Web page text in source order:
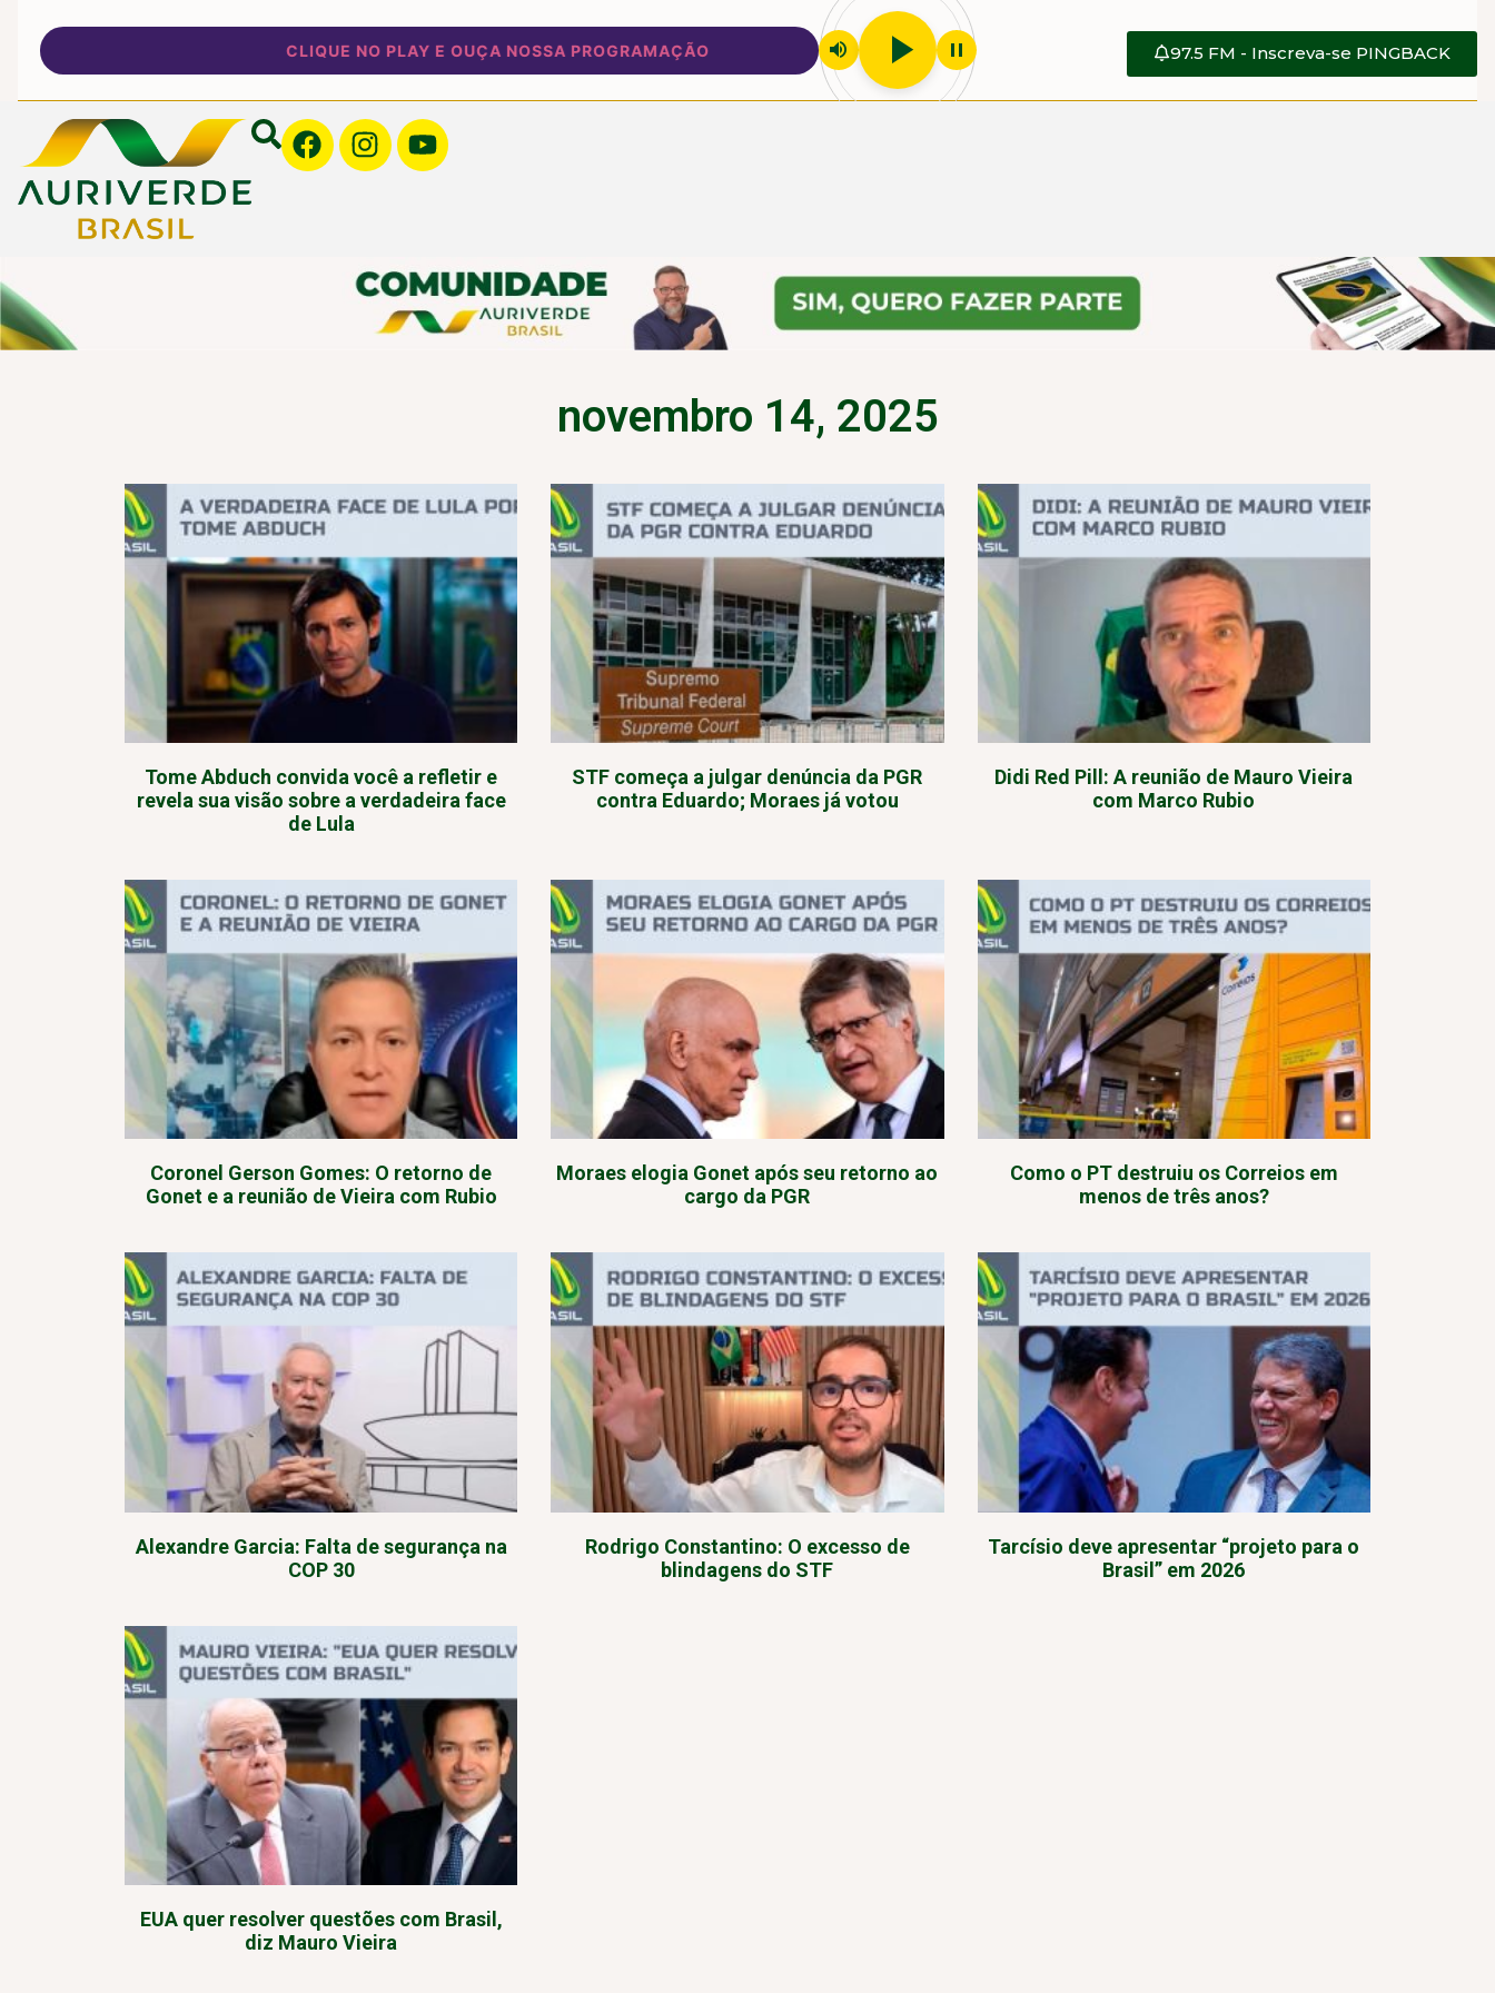
CLIQUE NO PLAY E OUÇA NOSSA PROGRAMAÇÃO volume_up play_arrow pause 97.5 FM - Inscreva-se PINGBACK
novembro 14, 2025
Tome Abduch convida você a refletir e
revela sua visão sobre a verdadeira face
de Lula
STF começa a julgar denúncia da PGR
contra Eduardo; Moraes já votou
Didi Red Pill: A reunião de Mauro Vieira
com Marco Rubio
Coronel Gerson Gomes: O retorno de
Gonet e a reunião de Vieira com Rubio
Moraes elogia Gonet após seu retorno ao
cargo da PGR
Como o PT destruiu os Correios em
menos de três anos?
Alexandre Garcia: Falta de segurança na
COP 30
Rodrigo Constantino: O excesso de
blindagens do STF
Tarcísio deve apresentar “projeto para o
Brasil” em 2026
EUA quer resolver questões com Brasil,
diz Mauro Vieira